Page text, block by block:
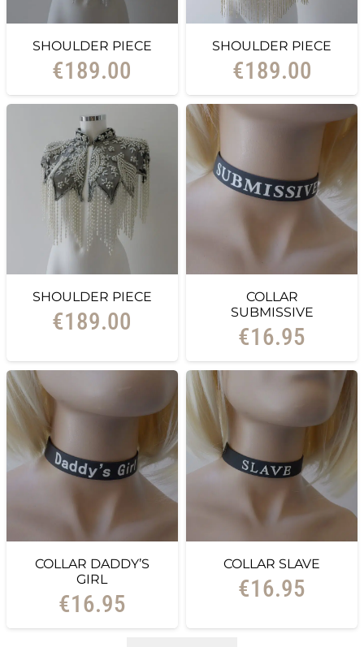
SHOULDER PIECE
€189.00
SHOULDER PIECE
€189.00
SHOULDER PIECE
€189.00
COLLAR
SUBMISSIVE
€16.95
COLLAR DADDY’S
GIRL
€16.95
COLLAR SLAVE
€16.95